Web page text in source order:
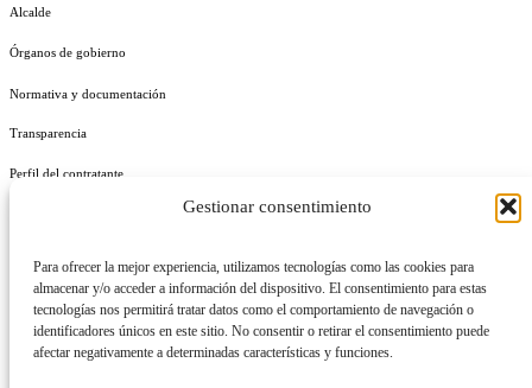
Gestionar consentimiento
Para ofrecer la mejor experiencia, utilizamos tecnologías como las cookies para
almacenar y/o acceder a información del dispositivo. El consentimiento para estas
tecnologías nos permitirá tratar datos como el comportamiento de navegación o
identificadores únicos en este sitio. No consentir o retirar el consentimiento puede
afectar negativamente a determinadas características y funciones.
Alcalde
Órganos de gobierno
Normativa y documentación
Transparencia
Perfil del contratante